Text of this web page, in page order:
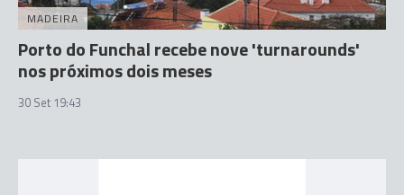
MADEIRA
Porto do Funchal recebe nove 'turnarounds'
nos próximos dois meses
30 Set 19:43